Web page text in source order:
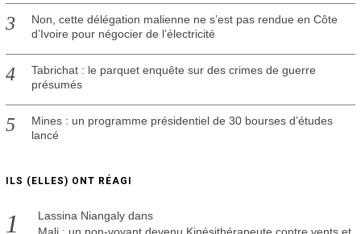
Non, cette délégation malienne ne s’est pas rendue en Côte
d’Ivoire pour négocier de l’électricité
Tabrichat : le parquet enquête sur des crimes de guerre
présumés
Mines : un programme présidentiel de 30 bourses d’études
lancé
ILS (ELLES) ONT RÉAGI
Lassina Niangalydans